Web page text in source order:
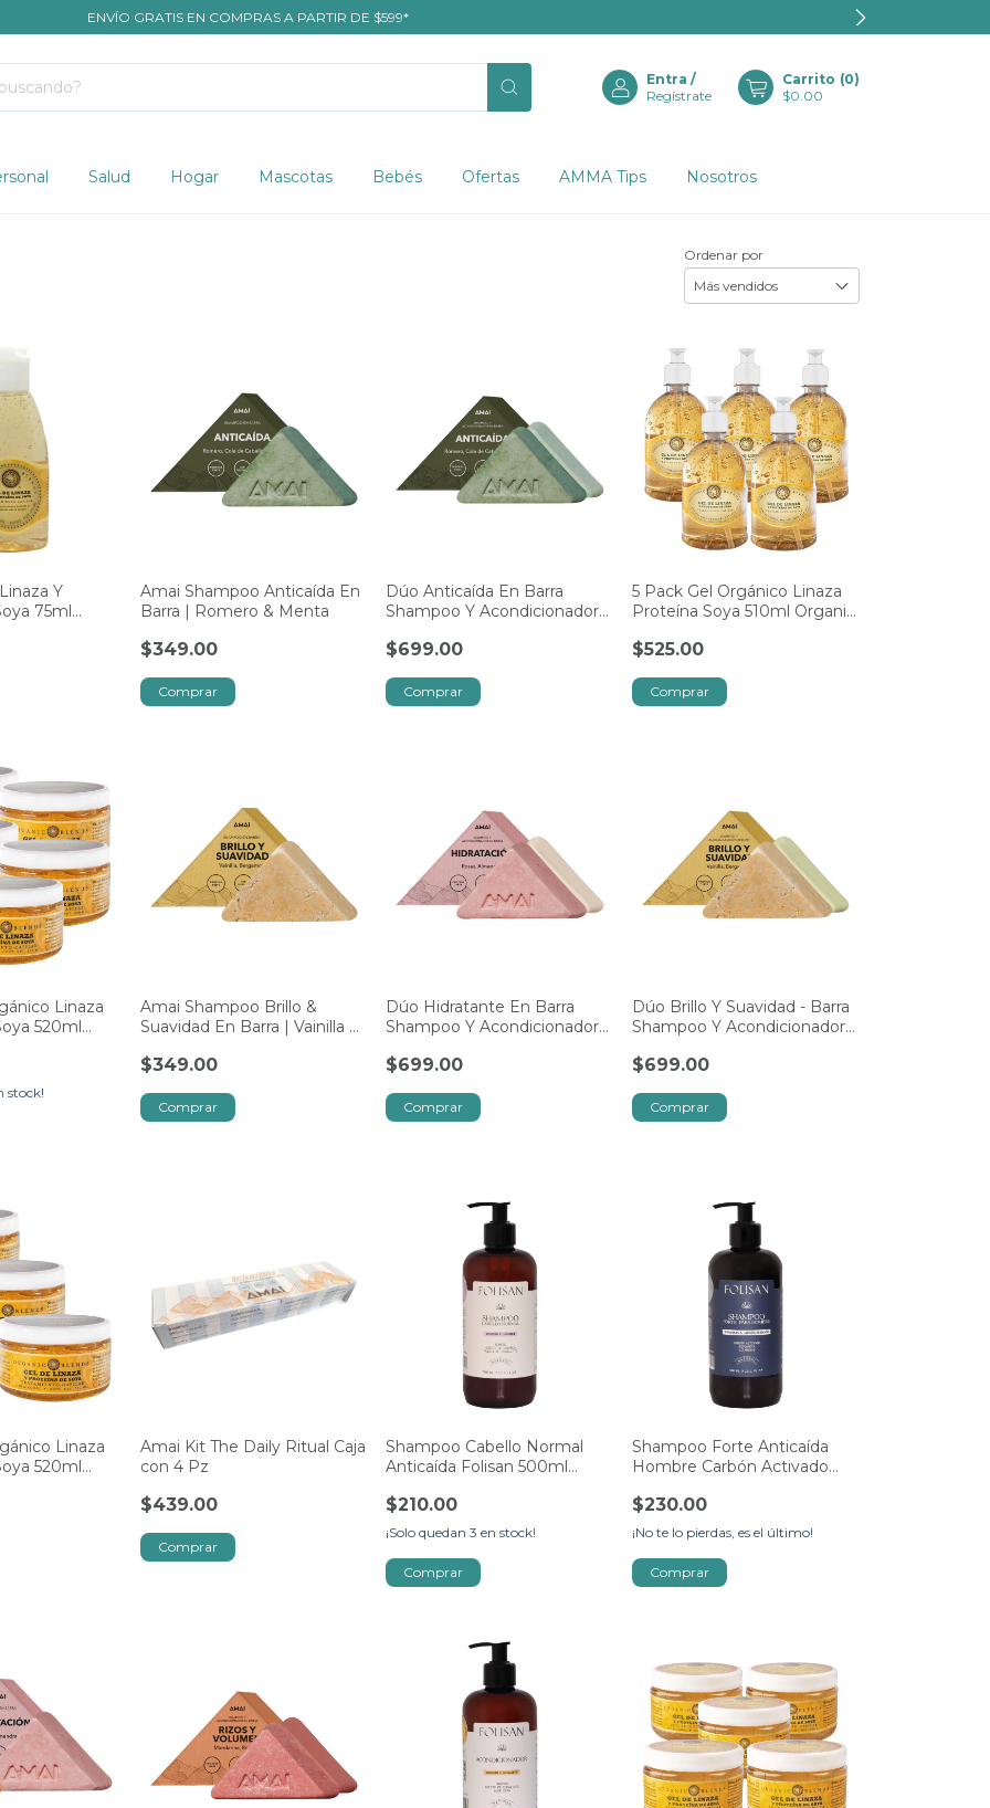
ENVÍO GRATIS EN COMPRAS A PARTIR DE $599*
Entra /
Regístrate
Carrito (0)
$0.00
Salud Hogar Mascotas Bebés Ofertas AMMA Tips Nosotros
Ordenar por
Y
75ml
Amai Shampoo Anticaída En
Barra | Romero & Menta
$349.00
Dúo Anticaída En Barra
Shampoo Y Acondicionador
$699.00
5 Pack Gel Orgánico Linaza
Proteína Soya 510ml Organic
$525.00
Linaza
520ml
stock!
Amai Shampoo Brillo &
Suavidad En Barra | Vainilla Y
$349.00
Dúo Hidratante En Barra
Shampoo Y Acondicionador
$699.00
Dúo Brillo Y Suavidad - Barra
Shampoo Y Acondicionador
$699.00
Linaza
520ml
Amai Kit The Daily Ritual Caja
con 4 Pz
$439.00
Shampoo Cabello Normal
Anticaída Folisan 500ml
$210.00
¡Solo quedan3 en stock!
Shampoo Forte Anticaída
Hombre Carbón Activado
$230.00
¡No te lo pierdas, es el último!